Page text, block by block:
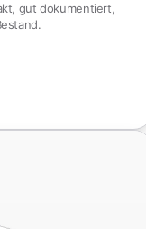
gut dokumentiert,